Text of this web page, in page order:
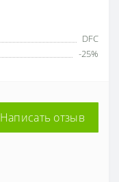
DFC
-25%
Написать отзыв